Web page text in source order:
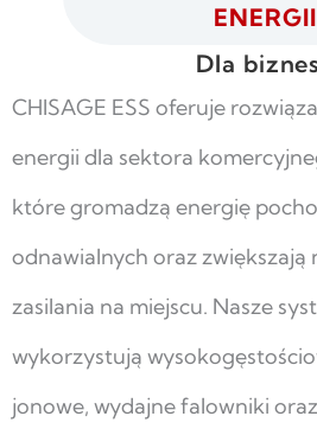
ENERGII
Dla
CHISAGE ESS oferuje
energii dla sektora
które gromadzą energię
odnawialnych oraz zwiększają
zasilania na miejscu. Nasze
wykorzystują
jonowe, wydajne falowniki